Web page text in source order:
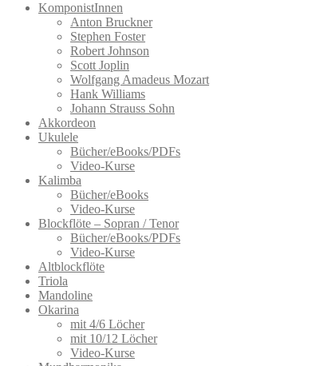
können
auf
der
Produktseite
gewählt
werden
KomponistInnen
Anton Bruckner
Stephen Foster
Robert Johnson
Scott Joplin
Wolfgang Amadeus Mozart
Hank Williams
Johann Strauss Sohn
Akkordeon
Ukulele
Bücher/eBooks/PDFs
Video-Kurse
Kalimba
Bücher/eBooks
Video-Kurse
Blockflöte – Sopran / Tenor
Bücher/eBooks/PDFs
Video-Kurse
Altblockflöte
Triola
Mandoline
Okarina
mit 4/6 Löcher
mit 10/12 Löcher
Video-Kurse